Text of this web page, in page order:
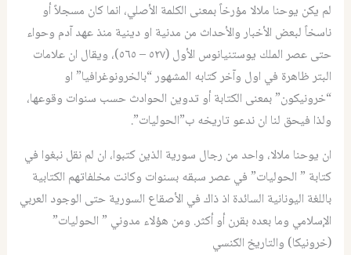
لم يكن يوحنا ملالا مؤرخاً بمعنى الكلمة الأصلي، انما كان مسجلاً أو
ناسخاً لبعض الأخبار والأحداث من مدنية او دينية منذ عهد آدم وحواء
حتى عصر الملك يوستنيانوس الأول (٥٢٧ – ٥٦٥)، ويقال ان علامات
البتر ظاهرة في اول وآخر كتابه المشهور “بالخرونوغرافيا” او
“خرونيكون” بمعنى الكتابة أو تدوين الحوادث حسب سنوات وقوعها،
ولذا فيحق لنا ان ندعو تاريخه ب”الحوليات”.
ان يوحنا ملالا، واحد من رجال سورية الذين كتبوا، ان لم نقل نبغوا في
كتابة ” الحوليات” في عصر سبقه بسنوات وكانت مخلفاتهم الكتابية
باللغة اليونانية السائدة اذ ذاك في الأصقاع السورية حتى الوجود العربي
الإسلامي وما بعده بقرن أو أكثر. ومن هؤلاء مدوني ” الحوليات”
(خرونيكا) والتاريخ الكنسي